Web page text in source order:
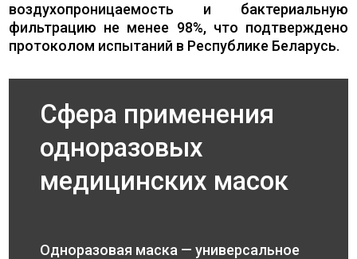
воздухопроницаемость и бактериальную
фильтрацию не менее 98%, что подтверждено
протоколом испытаний в Республике Беларусь.
Сфера применения
одноразовых
медицинских масок
Одноразовая маска — универсальное